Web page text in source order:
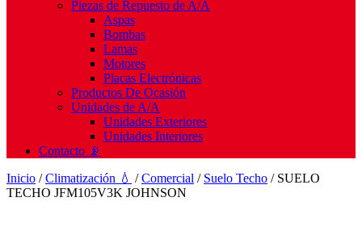
Piezas de Repuesto de A/A
Aspas
Bombas
Lamas
Motores
Placas Electrónicas
Productos De Ocasión
Unidades de A/A
Unidades Exteriores
Unidades Interiores
Contacto 📡
Inicio /Climatización 💧 /Comercial / Suelo Techo / SUELO
TECHO JFM105V3K JOHNSON